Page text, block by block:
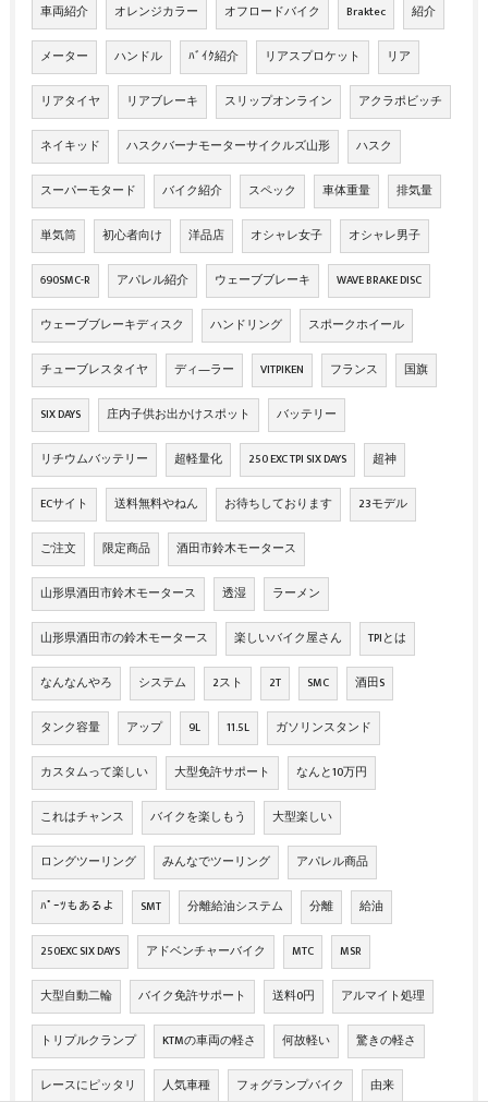
車両紹介 オレンジカラー オフロードバイク Braktec 紹介
メーター ハンドル ﾊﾞｲｸ紹介 リアスプロケット リア
リアタイヤ リアブレーキ スリップオンライン アクラポビッチ
ネイキッド ハスクバーナモーターサイクルズ山形 ハスク
スーパーモタード バイク紹介 スペック 車体重量 排気量
単気筒 初心者向け 洋品店 オシャレ女子 オシャレ男子
690SMC-R アパレル紹介 ウェーブブレーキ WAVE BRAKE DISC
ウェーブブレーキディスク ハンドリング スポークホイール
チューブレスタイヤ ディ―ラー VITPIKEN フランス 国旗
SIX DAYS 庄内子供お出かけスポット バッテリー
リチウムバッテリー 超軽量化 250 EXC TPI SIX DAYS 超神
ECサイト 送料無料やねん お待ちしております 23モデル
ご注文 限定商品 酒田市鈴木モータース
山形県酒田市鈴木モータース 透湿 ラーメン
山形県酒田市の鈴木モータース 楽しいバイク屋さん TPIとは
なんなんやろ システム 2スト 2T SMC 酒田S
タンク容量 アップ 9L 11.5L ガソリンスタンド
カスタムって楽しい 大型免許サポート なんと10万円
これはチャンス バイクを楽しもう 大型楽しい
ロングツーリング みんなでツーリング アパレル商品
ﾊﾟｰﾂもあるよ SMT 分離給油システム 分離 給油
250EXC SIX DAYS アドベンチャーバイク MTC MSR
大型自動二輪 バイク免許サポート 送料0円 アルマイト処理
トリプルクランプ KTMの車両の軽さ 何故軽い 驚きの軽さ
レースにピッタリ 人気車種 フォグランプバイク 由来